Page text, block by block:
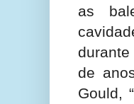
as
de
Gould,